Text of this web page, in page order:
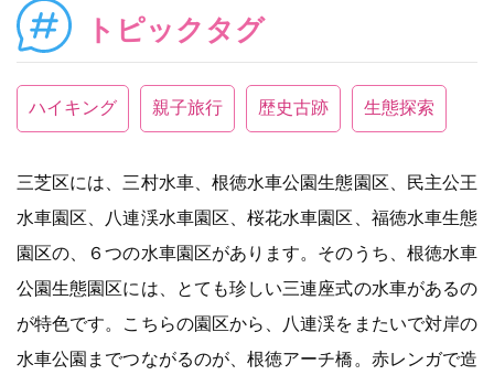
トピックタグ
ハイキング 親子旅行 歴史古跡 生態探索
三芝区には、三村水車、根徳水車公園生態園区、民主公王
水車園区、八連渓水車園区、桜花水車園区、福徳水車生態
園区の、６つの水車園区があります。そのうち、根徳水車
公園生態園区には、とても珍しい三連座式の水車があるの
が特色です。こちらの園区から、八連渓をまたいで対岸の
水車公園までつながるのが、根徳アーチ橋。赤レンガで造